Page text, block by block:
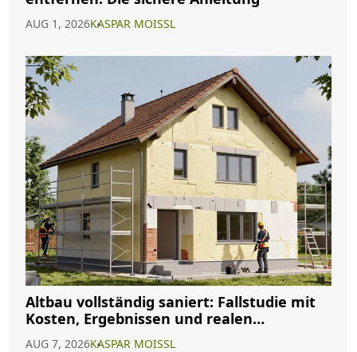
AUG 1, 2026KASPAR MOISSL
Altbau vollständig saniert: Fallstudie mit
Kosten, Ergebnissen und realen
AUG 7, 2026KASPAR MOISSL